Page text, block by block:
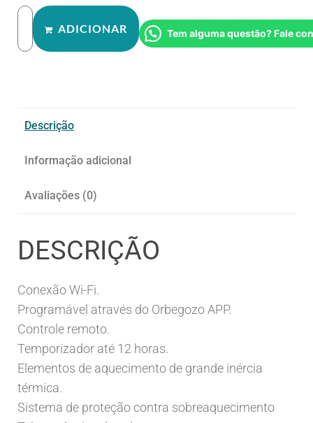
ADICIONAR Tem alguma questão? Fale
Descrição
Informação adicional
Avaliações (0)
DESCRIÇÃO
Conexão Wi-Fi.
Programável através do Orbegozo APP.
Controle remoto.
Temporizador até 12 horas.
Elementos de aquecimento de grande inércia
térmica.
Sistema de proteção contra sobreaquecimento